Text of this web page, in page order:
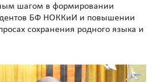
шагом в формировании
БФ НОККиИ и повышении
сохранения родного языка и